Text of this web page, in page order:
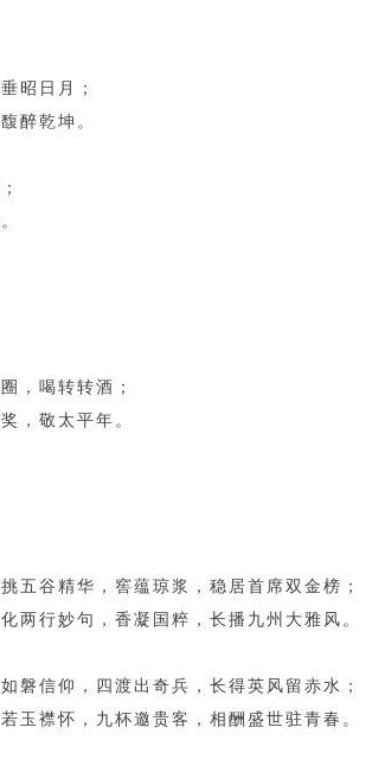
昭日月；
醉乾坤。
，喝转转酒；
，敬太平年。
五谷精华，窖蕴琼浆，稳居首席双金榜；
两行妙句，香凝国粹，长播九州大雅风。
磐信仰，四渡出奇兵，长得英风留赤水；
玉襟怀，九杯邀贵客，相酬盛世驻青春。